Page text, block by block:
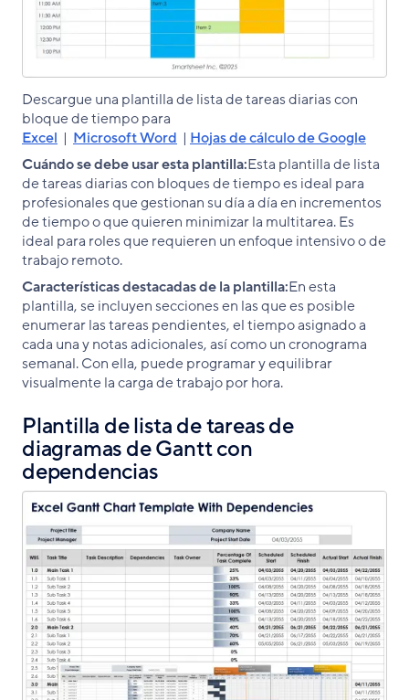
Descargue una plantilla de lista de tareas diarias con
bloque de tiempo para
Excel | Microsoft Word | Hojas de cálculo de Google
Cuándo se debe usar esta plantilla:Esta plantilla de lista
de tareas diarias con bloques de tiempo es ideal para
profesionales que gestionan su día a día en incrementos
de tiempo o que quieren minimizar la multitarea. Es
ideal para roles que requieren un enfoque intensivo o de
trabajo remoto.
Características destacadas de la plantilla:En esta
plantilla, se incluyen secciones en las que es posible
enumerar las tareas pendientes, el tiempo asignado a
cada una y notas adicionales, así como un cronograma
semanal. Con ella, puede programar y equilibrar
visualmente la carga de trabajo por hora.
Plantilla de lista de tareas de
diagramas de Gantt con
dependencias